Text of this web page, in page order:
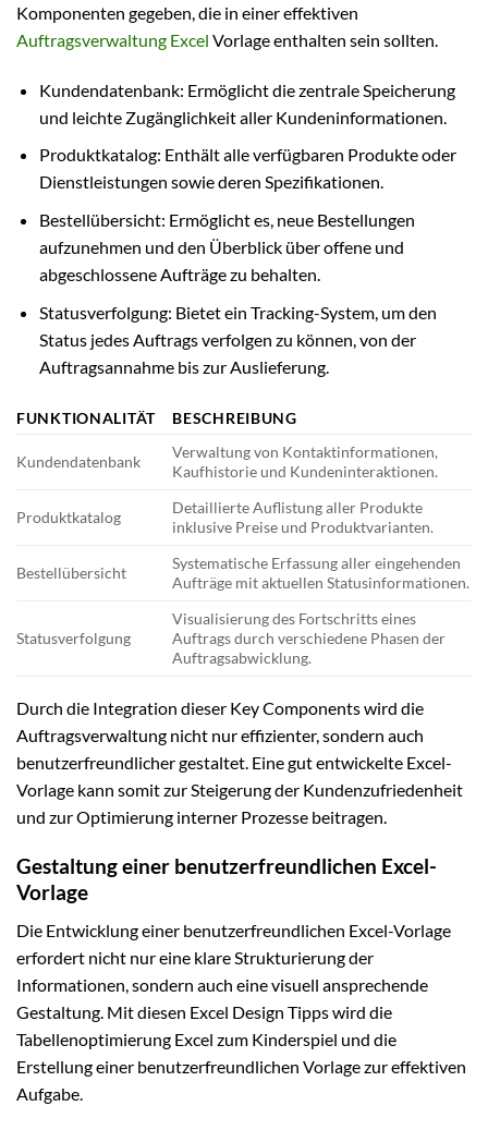
Komponenten gegeben, die in einer effektiven
Auftragsverwaltung Excel Vorlage enthalten sein sollten.
Kundendatenbank: Ermöglicht die zentrale Speicherung
und leichte Zugänglichkeit aller Kundeninformationen.
Produktkatalog: Enthält alle verfügbaren Produkte oder
Dienstleistungen sowie deren Spezifikationen.
Bestellübersicht: Ermöglicht es, neue Bestellungen
aufzunehmen und den Überblick über offene und
abgeschlossene Aufträge zu behalten.
Statusverfolgung: Bietet ein Tracking-System, um den
Status jedes Auftrags verfolgen zu können, von der
Auftragsannahme bis zur Auslieferung.
FUNKTIONALITÄT BESCHREIBUNG
Kundendatenbank
Verwaltung von Kontaktinformationen,
Kaufhistorie und Kundeninteraktionen.
Produktkatalog
Detaillierte Auflistung aller Produkte
inklusive Preise und Produktvarianten.
Bestellübersicht
Systematische Erfassung aller eingehenden
Aufträge mit aktuellen Statusinformationen.
Statusverfolgung
Visualisierung des Fortschritts eines
Auftrags durch verschiedene Phasen der
Auftragsabwicklung.
Durch die Integration dieser Key Components wird die
Auftragsverwaltung nicht nur effizienter, sondern auch
benutzerfreundlicher gestaltet. Eine gut entwickelte Excel-
Vorlage kann somit zur Steigerung der Kundenzufriedenheit
und zur Optimierung interner Prozesse beitragen.
Gestaltung einer benutzerfreundlichen Excel-
Vorlage
Die Entwicklung einer benutzerfreundlichen Excel-Vorlage
erfordert nicht nur eine klare Strukturierung der
Informationen, sondern auch eine visuell ansprechende
Gestaltung. Mit diesen Excel Design Tipps wird die
Tabellenoptimierung Excel zum Kinderspiel und die
Erstellung einer benutzerfreundlichen Vorlage zur effektiven
Aufgabe.